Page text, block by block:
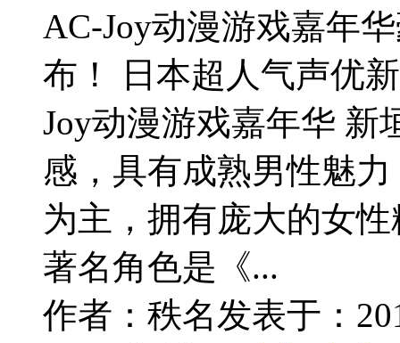
AC-Joy动漫游戏嘉年
布！ 日本超人气声优
Joy动漫游戏嘉年华 新
感，具有成熟男性魅
为主，拥有庞大的女
著名角色是《...
作者： 秩名发表于：